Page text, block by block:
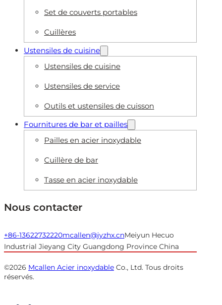
Set de couverts portables
Cuillères
Ustensiles de cuisine
Ustensiles de cuisine
Ustensiles de service
Outils et ustensiles de cuisson
Fournitures de bar et pailles
Pailles en acier inoxydable
Cuillère de bar
Tasse en acier inoxydable
Nous contacter
+86-13622732220mcallen@jyzhx.cnMeiyun Hecuo
Industrial Jieyang City Guangdong Province China
©2026 Mcallen Acier inoxydable Co., Ltd. Tous droits
réservés.